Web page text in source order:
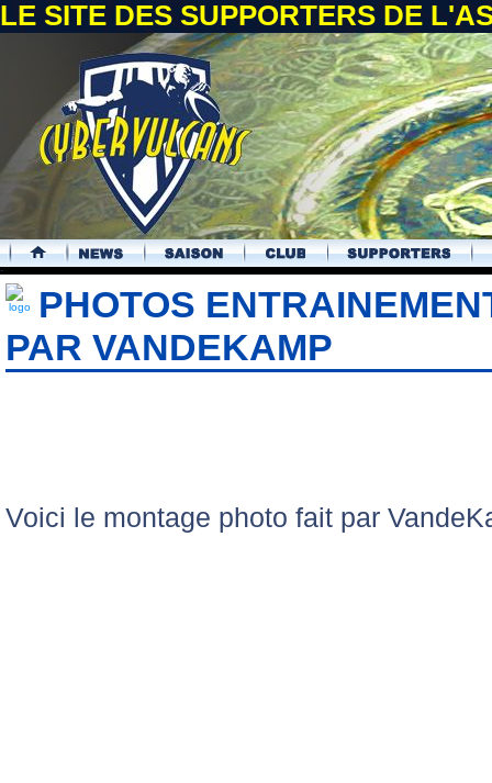
LE SITE DES SUPPORTERS DE
.
PHOTOS
PAR VANDEKAMP
Voici le montage photo fait par